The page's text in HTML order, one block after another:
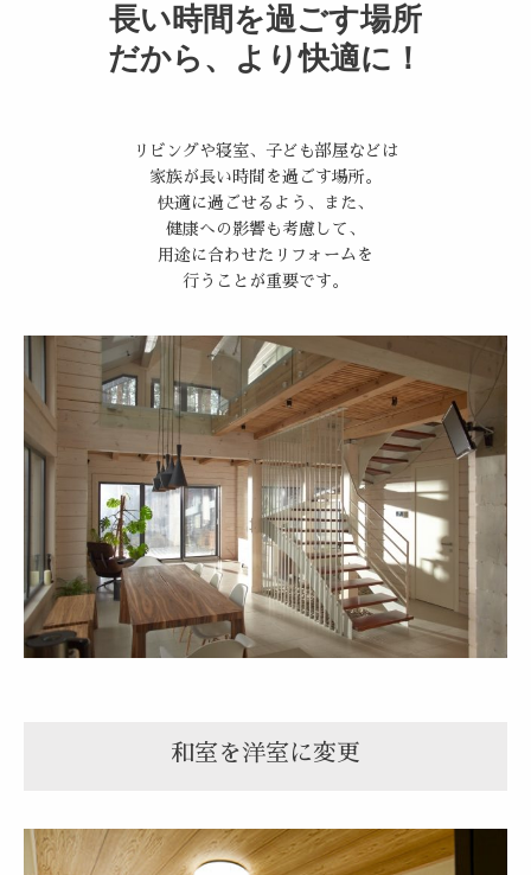
長い時間を過ごす場所
だから、より快適に！
リビングや寝室、子ども部屋などは
家族が長い時間を過ごす場所。
快適に過ごせるよう、また、
健康への影響も考慮して、
用途に合わせたリフォームを
行うことが重要です。
和室を洋室に変更